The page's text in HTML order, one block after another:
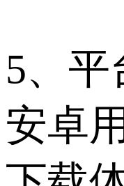
5、平
安卓